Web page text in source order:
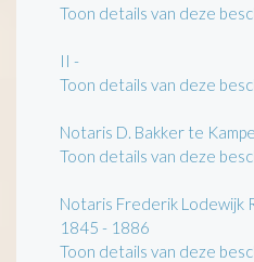
Toon details van deze
II -
Toon details van deze
Notaris D. Bakker te
Toon details van deze
Notaris Frederik Lodewijk
1845 - 1886
Toon details van deze